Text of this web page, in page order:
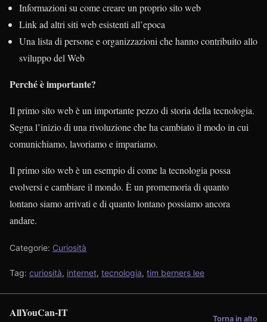
Informazioni su come creare un proprio sito web
Link ad altri siti web esistenti all’epoca
Una lista di persone e organizzazioni che hanno contribuito allo
sviluppo del Web
Perché è importante?
Il primo sito web è un importante pezzo di storia della tecnologia.
Segna l’inizio di una rivoluzione che ha cambiato il modo in cui
comunichiamo, lavoriamo e impariamo.
Il primo sito web è un esempio di come la tecnologia possa
evolversi e cambiare il mondo. È un promemoria di quanto
lontano siamo arrivati ​​e di quanto lontano possiamo ancora
andare.
Categorie: Curiosità
Tag: curiosità, internet, tecnologia, tim berners lee
AllYouCan-IT Torna in alto